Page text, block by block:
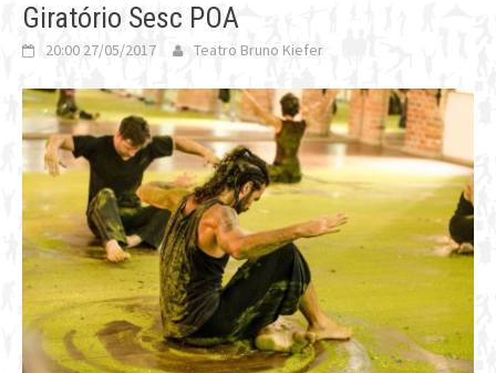
Giratório Sesc POA
20:00 27/05/2017 Teatro Bruno Kiefer